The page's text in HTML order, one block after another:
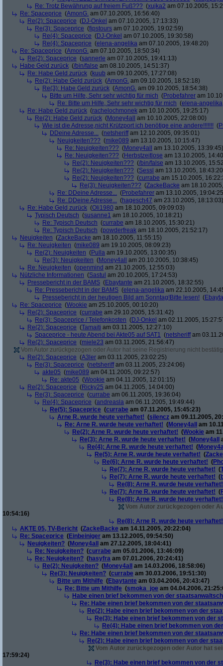
Re: Trotz Bewährung auf freiem Fuß??? (xujka2 am 07.10.2005,
Re: Spaceprice (AmonG. am 07.10.2005, 16:56:40)
Re(2): Spaceprice (DJ-Onkel am 07.10.2005, 17:13:33)
Re(3): Spaceprice (fipstours am 07.10.2005, 19:02:59)
Re(4): Spaceprice (DJ-Onkel am 07.10.2005, 19:30:58)
Re(4): Spaceprice (elena-angelika am 07.10.2005, 19:48:20)
Re: Spaceprice (AmonG. am 07.10.2005, 18:50:34)
Re(2): Spaceprice (sannerle am 07.10.2005, 19:41:13)
Habe Geld zurück (/bin/false am 08.10.2005, 14:51:37)
Re: Habe Geld zurück (kuub am 09.10.2005, 17:27:08)
Re(2): Habe Geld zurück (AmonG. am 09.10.2005, 18:52:18)
Re(3): Habe Geld zurück (AmonG. am 09.10.2005, 18:54:38)
Bitte um Hilfe, Sehr sehr wichtig für mich (Probefahrer am
Re: Bitte um Hilfe, Sehr sehr wichtig für mich (elena-angelika
Re: Habe Geld zurück (rachelochmonek am 10.10.2005, 19:25:17)
Re(2): Habe Geld zurück (Money4all
am 10.10.2005, 22:08:00)
Wie ist die Adresse,nicht Krützport ich benötige eine andere!!!!!!! (
DDeine Adresse... (netsheriffam 12.10.2005, 09:35:01)
Neuigkeiten??? (mike089 am 13.10.2005, 10:15:47)
Re: Neuigkeiten??? (Money4all
am 13.10.2005, 13:39:45)
Re: Neuigkeiten??? (Herbstzeitlose am 13.10.2005,
Re(2): Neuigkeiten??? (/bin/false am 13.10.2005,
Re(2): Neuigkeiten??? (Sessl am 13.10.2005,
Re(2): Neuigkeiten??? (currabe am 15.10.2005,
Re(3): Neuigkeiten??? (ZackeBacke am
Re: DDeine Adresse... (Probefahrer am 13.10.2005,
Re: DDeine Adresse... (hagesch47 am 23.10.2005, 18:13:03)
Re: Habe Geld zurück (Oli1980 am 18.10.2005, 09:09:03)
Typisch Deutsch (susanne1 am 18.10.2005, 10:18:21)
Re: Typisch Deutsch (currabe am 18.10.2005, 15:30:21)
Re: Typisch Deutsch (powderfreak am 18.10.2005, 21:52:17)
Neuigkeiten (ZackeBacke am 18.10.2005, 11:55:15)
Re: Neuigkeiten (mike089 am 19.10.2005, 08:09:23)
Re(2): Neuigkeiten (Pulla am 19.10.2005, 13:00:35)
Re(3): Neuigkeiten (Money4all
am 20.10.2005, 10:38:45)
Re: Neuigkeiten (openmind am 21.10.2005, 12:55:03)
Nützliche Informationen (Sastul am 20.10.2005, 17:24:53)
Pressebericht in der BAMS (Ebaytante am 21.10.2005, 18:32:55)
Re: Pressebericht in der BAMS (elena-angelika am 22.10.2005,
Pressebericht in der heutigen Bild am Sonntag!Bitte lesen! (
Re: Spaceprice (Wookie am 25.10.2005, 00:10:20)
Re(2): Spaceprice (currabe am 29.10.2005, 15:31:42)
Re(3): Spaceprice / Telefonkosten (DJ-Onkel am 02.11.2005,
Re(2): Spaceprice (Tamaiti am 03.11.2005, 12:27:10)
Spaceprice - heute Abend bei Akte05 auf SAT1 (netsheriffam
Re(2): Spaceprice (miele23 am 03.11.2005, 21:56:47)
Vom Autor zurückgezogen oder Autor hat seine Registrierung nicht
Re(2): Spaceprice (A3ler am 03.11.2005, 23:02:25)
Re(3): Spaceprice (netsheriffam 03.11.2005, 23:24:06)
akte05 (mike089 am 04.11.2005, 09:22:57)
Re: akte05 (Wookie am 04.11.2005, 12:01:15)
Re(2): Spaceprice (Ricky25 am 04.11.2005, 14:04:00)
Re(3): Spaceprice (currabe am 06.11.2005, 19:36:04)
Re(4): Spaceprice (andreasla am 06.11.2005, 19:49:44)
Re(5): Spaceprice (currabe am 07.11.2005, 15:45:23)
Arne R. wurde heute verhaftet! (silencz am 09.11.2005,
Re: Arne R. wurde heute verhaftet! (Money4all
am
Re(2): Arne R. wurde heute verhaftet! (Wookie am
Re(3): Arne R. wurde heute verhaftet! (Money4all
Re(4): Arne R. wurde heute verhaftet! (
Re(5): Arne R. wurde heute verhaftet! (
Re(6): Arne R. wurde heute verhaftet! (
Re(7): Arne R. wurde heute verhaftet! (
Re(7): Arne R. wurde heute verhaftet! (
Re(8): Arne R. wurde heute verhaftet!
Re(7): Arne R. wurde heute verhaftet! (
Re(8): Arne R. wurde heute verhaftet!
Vom Autor zurückgezogen oder
10:54:16)
Re(8): Arne R. wurde heute verhaftet!
AKTE 05, TV-Bericht (ZackeBacke am 14.11.2005, 20:22:04)
Re: Spaceprice (Einbeiniger am 13.12.2005, 09:54:50)
Neuigkeiten? (Money4all
am 27.12.2005, 18:04:41)
Re: Neuigkeiten? (currabe am 05.01.2006, 13:46:09)
Re: Neuigkeiten? (hasyfra am 07.01.2006, 20:24:41)
Re(2): Neuigkeiten? (Money4all
am 14.03.2006, 18:58:06)
Re(3): Neuigkeiten? (currabe am 30.03.2006, 19:51:30)
Bitte um Mithilfe (Ebaytante am 03.04.2006, 20:43:47)
Re: Bitte um Mithilfe (smoka_joe am 04.04.2006,
Habe einen brief bekommen von der
Re: Habe einen brief bekommen von der
Re(2): Habe einen brief bekommen von der
Re(3): Habe einen brief bekommen von der
Re(4): Habe einen brief bekommen von
Re: Habe einen brief bekommen von der
Re(2): Habe einen brief bekommen von der
Vom Autor zurückgezogen oder Autor hat
17:59:24)
Re(3): Habe einen brief bekommen von der